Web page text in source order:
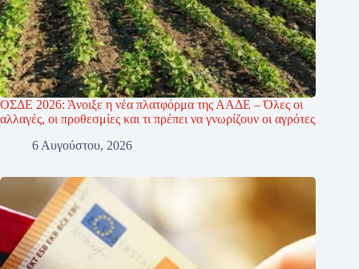
ΟΣΔΕ 2026: Άνοιξε η νέα πλατφόρμα της ΑΑΔΕ – Όλες οι
αλλαγές, οι προθεσμίες και τι πρέπει να γνωρίζουν οι αγρότες
6 Αυγούστου, 2026